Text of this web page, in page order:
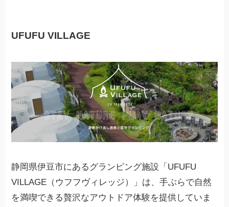
UFUFU VILLAGE
静岡県伊豆市にあるグランピング施設「UFUFU
VILLAGE（ウフフヴィレッジ）」は、手ぶらで自然
を満喫できる贅沢なアウトドア体験を提供していま